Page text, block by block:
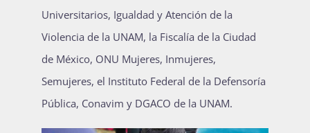
Universitarios, Igualdad y Atención de la
Violencia de la UNAM, la Fiscalía de la Ciudad
de México, ONU Mujeres, Inmujeres,
Semujeres, el Instituto Federal de la Defensoría
Pública, Conavim y DGACO de la UNAM.